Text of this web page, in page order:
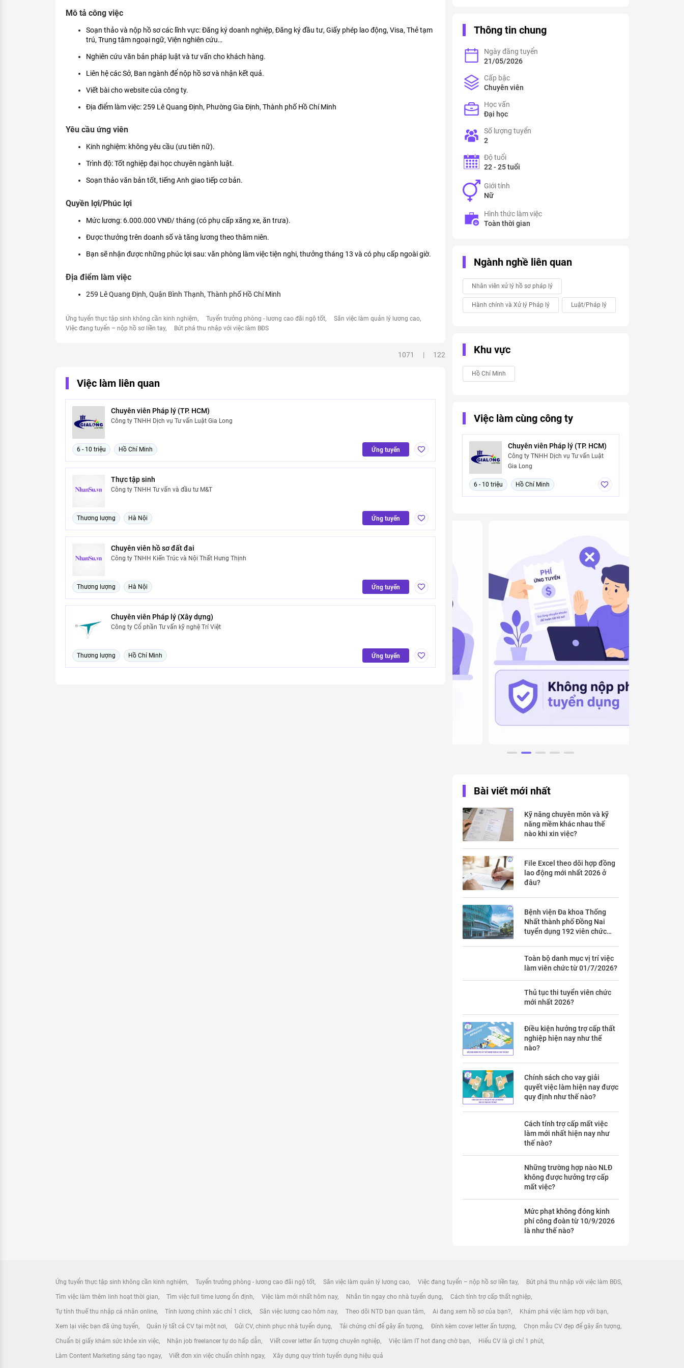
KHÁM PHÁ NGHỀ NGHIỆP
Xu hướng việc làm
TUYỂN DỤNG VIỆC LÀM
Mô tả công việc
Soạn thảo và nộp hồ sơ các lĩnh vực: Đăng ký doanh nghiệp, Đăng ký đầu tư, Giấy phép lao động, Visa, Thẻ tạm
trú, Trung tâm ngoại ngữ, Viện nghiên cứu…
Nghiên cứu văn bản pháp luật và tư vấn cho khách hàng.
Liên hệ các Sở, Ban ngành để nộp hồ sơ và nhận kết quả.
Viết bài cho website của công ty.
Địa điểm làm việc: 259 Lê Quang Định, Phường Gia Định, Thành phố Hồ Chí Minh
Yêu cầu ứng viên
Kinh nghiệm: không yêu cầu (ưu tiên nữ).
Trình độ: Tốt nghiệp đại học chuyên ngành luật.
Soạn thảo văn bản tốt, tiếng Anh giao tiếp cơ bản.
Quyền lợi/Phúc lợi
Mức lương: 6.000.000 VNĐ/ tháng (có phụ cấp xăng xe, ăn trưa).
Được thưởng trên doanh số và tăng lương theo thâm niên.
Bạn sẽ nhận được những phúc lợi sau: văn phòng làm việc tiện nghi, thưởng tháng 13 và có phụ cấp ngoài giờ.
Địa điểm làm việc
259 Lê Quang Định, Quận Bình Thạnh, Thành phố Hồ Chí Minh
Ứng tuyển thực tập sinh không cần kinh nghiệm Tuyển trưởng phòng - lương cao đãi ngộ tốt
Săn việc làm quản lý lương cao
Việc đang tuyển – nộp hồ sơ liền tay
Bứt phá thu nhập với việc làm BĐS
1071 | 122
Việc làm liên quan
Chuyên viên Pháp lý (TP. HCM)
Công ty TNHH Dịch vụ Tư vấn Luật Gia Long
6 - 10 triệu Hồ Chí Minh Ứng tuyển
Thực tập sinh
Công ty TNHH Tư vấn và đầu tư M&T
Thương lượng Hà Nội Ứng tuyển
Chuyên viên hồ sơ đất đai
Công ty TNHH Kiến Trúc và Nội Thất Hưng Thịnh
Thương lượng Hà Nội Ứng tuyển
Chuyên viên Pháp lý (Xây dựng)
Công ty Cổ phần Tư vấn kỹ nghệ Trí Việt
Thương lượng Hồ Chí Minh Ứng tuyển
Thông tin chung
Ngày đăng tuyển
21/05/2026
Cấp bậc
Chuyên viên
Học vấn
Đại học
Số lượng tuyển
2
Độ tuổi
22 - 25 tuổi
Giới tính
Nữ
Hình thức làm việc
Toàn thời gian
Ngành nghề liên quan
Nhân viên xử lý hồ sơ pháp lý
Hành chính và Xử lý Pháp lý Luật/Pháp lý
Khu vực
Hồ Chí Minh
Việc làm cùng công ty
Chuyên viên Pháp lý (TP. HCM)
Công ty TNHH Dịch vụ Tư vấn Luật
Gia Long
6 - 10 triệu Hồ Chí Minh
Bài viết mới nhất
Kỹ năng chuyên môn và kỹ
năng mềm khác nhau thế
nào khi xin việc?
File Excel theo dõi hợp đồng
lao động mới nhất 2026 ở
đâu?
Bệnh viện Đa khoa Thống
Nhất thành phố Đồng Nai
tuyển dụng 192 viên chức
Toàn bộ danh mục vị trí việc
làm viên chức từ 01/7/2026?
Thủ tục thi tuyển viên chức
mới nhất 2026?
Điều kiện hưởng trợ cấp thất
nghiệp hiện nay như thế
nào?
Chính sách cho vay giải
quyết việc làm hiện nay được
quy định như thế nào?
Cách tính trợ cấp mất việc
làm mới nhất hiện nay như
thế nào?
Những trường hợp nào NLĐ
không được hưởng trợ cấp
mất việc?
Mức phạt không đóng kinh
phí công đoàn từ 10/9/2026
là như thế nào?
Ứng tuyển thực tập sinh không cần kinh nghiệm Tuyển trưởng phòng - lương cao đãi ngộ tốt Săn việc làm quản lý lương cao Việc đang tuyển – nộp hồ sơ liền tay Bứt phá thu nhập với việc làm BĐS
Tìm việc làm thêm linh hoạt thời gian Tìm việc full time lương ổn định Việc làm mới nhất hôm nay Nhắn tin ngay cho nhà tuyển dụng Cách tính trợ cấp thất nghiệp
Tự tính thuế thu nhập cá nhân online Tính lương chính xác chỉ 1 click Săn việc lương cao hôm nay Theo dõi NTD bạn quan tâm Ai đang xem hồ sơ của bạn? Khám phá việc làm hợp với bạn
Xem lại việc bạn đã ứng tuyển Quản lý tất cả CV tại một nơi Gửi CV, chinh phục nhà tuyển dụng Tải chứng chỉ để gây ấn tượng Đính kèm cover letter ấn tượng Chọn mẫu CV đẹp để gây ấn tượng
Chuẩn bị giấy khám sức khỏe xin việc Nhận job freelancer tự do hấp dẫn Viết cover letter ấn tượng chuyên nghiệp Việc làm IT hot đang chờ bạn Hiểu CV là gì chỉ 1 phút
Làm Content Marketing sáng tạo ngay Viết đơn xin việc chuẩn chỉnh ngay Xây dựng quy trình tuyển dụng hiệu quả